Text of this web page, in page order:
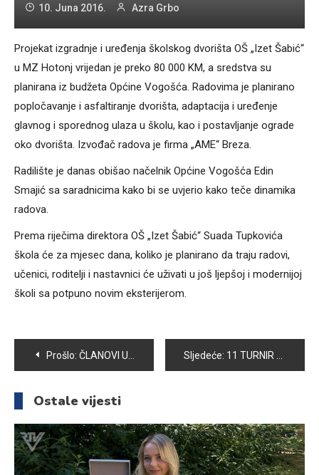
10. Juna 2016. Azra Grbo
Projekat izgradnje i uređenja školskog dvorišta OŠ „Izet Šabić“
u MZ Hotonj vrijedan je preko 80 000 KM, a sredstva su
planirana iz budžeta Općine Vogošća. Radovima je planirano
popločavanje i asfaltiranje dvorišta, adaptacija i uređenje
glavnog i sporednog ulaza u školu, kao i postavljanje ograde
oko dvorišta. Izvođač radova je firma „AME“ Breza.
Radilište je danas obišao načelnik Općine Vogošća Edin
Smajić sa saradnicima kako bi se uvjerio kako teče dinamika
radova.
Prema riječima direktora OŠ „Izet Šabić“ Suada Tupkovića
škola će za mjesec dana, koliko je planirano da traju radovi,
učenici, roditelji i nastavnici će uživati u još ljepšoj i modernijoj
školi sa potpuno novim eksterijerom.
Navigacija
članaka
Prošlo: ČLANOVI UDRUŽENJA PATRIOTSKE LIGE VOGOŠĆA UREDILI SPOMEN OBILJEŽJE NA KOBILJOJ GLAVI Sljedeće: 11 TURNIR PRIJATELJSTVA OKUPIT ĆE VELIKI BROJ MLADIH KOŠARKAŠA
Ostale vijesti